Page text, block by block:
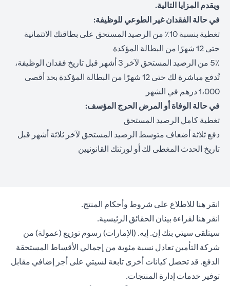
ويقدم المزايا التالية.
في حالة الفقدان غير الطوعي للوظيفة:
تغطية بنسبة 10٪ من الرصيد المستحق على بطاقتك الائتمانية
حتى 12 شهرًا من البطالة المؤكدة
5٪ من الرصيد المستحق لآخر 3 أشهر قبل تاريخ فقدان الوظيفة،
تُدفع مباشرة لك حتى 12 شهرًا من البطالة المؤكدة بحد أقصى
1،000 درهم في الشهر
في حالة الوفاة أو المرض الحرج المؤسف:
تغطية كامل الرصيد المستحق
دفع ثلاثة أضعاف متوسط الرصيد المستحق لآخر ثلاثة أشهر قبل
تاريخ الحدث المغطى لك أو لورثتك القانونيين
انقر هنا opens in a new tab
للاطلاع على شروط وأحكام المنتج.
انقر هنا opens in a new tab
لقراءة بينان الحقائق الرئيسية.
سيتلقى سيتي بنك إن. إيه. (الإمارات) رسوم توزيع (عمولة) من
شركة التأمين تعادل نسبة مئوية من إجمالي الأقساط المستحقة
الدفع. قد تحصل كيانات أخرى تابعة لسيتي على أجر إضافي مقابل
توفير خدمات إدارة المنتجات.